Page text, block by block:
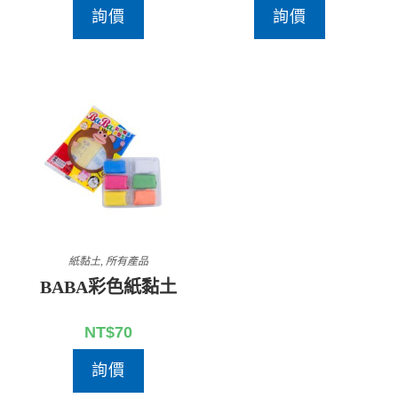
詢價 詢價
紙黏土, 所有產品
BABA彩色紙黏土
NT$70
詢價